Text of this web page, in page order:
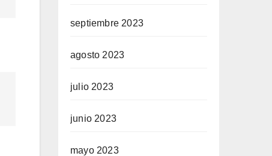
septiembre 2023
agosto 2023
julio 2023
junio 2023
mayo 2023